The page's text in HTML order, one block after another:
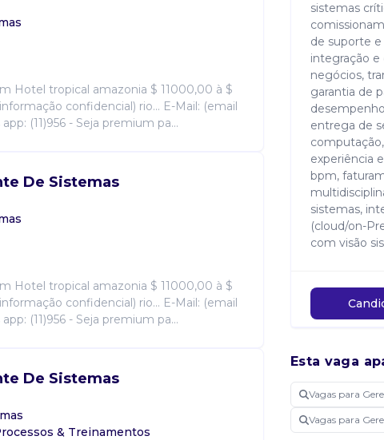
Hotel tropical amazonia $ 11000,00 à $
confidencial) rio... E-Mail: (email
(11)956 - Seja premium pa...
De Sistemas
Hotel tropical amazonia $ 11000,00 à $
confidencial) rio... E-Mail: (email
(11)956 - Seja premium pa...
De Sistemas
& Treinamentos
sistemas
de suporte
integração
negócios,
garantia de
entrega de
experiência
bpm,
sistemas,
(cloud/on-
com visão
Esta vaga
Vagas para
Vagas para